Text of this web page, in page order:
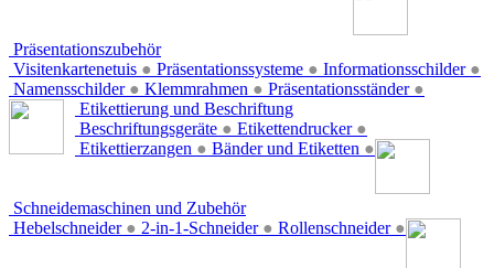
Präsentationszubehör
Visitenkartenetuis ● Präsentationssysteme ● Informationsschilder ●
Namensschilder ● Klemmrahmen ● Präsentationsständer ●
Etikettierung und Beschriftung
Beschriftungsgeräte ● Etikettendrucker ●
Etikettierzangen ● Bänder und Etiketten ●
Schneidemaschinen und Zubehör
Hebelschneider ● 2-in-1-Schneider ● Rollenschneider ●